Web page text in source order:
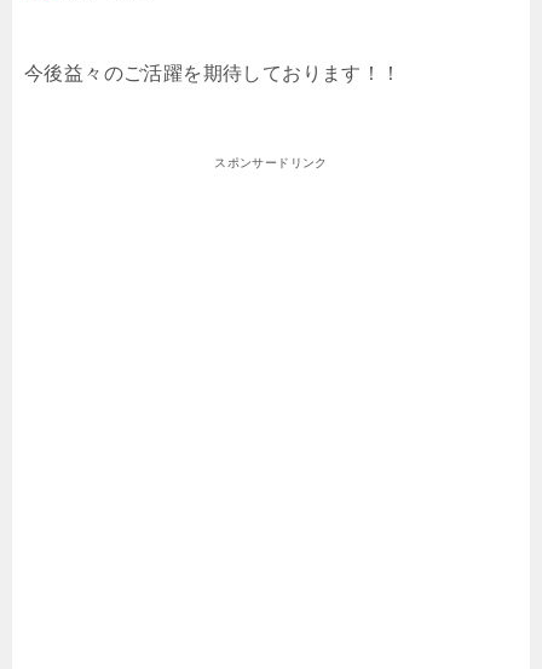
今後益々のご活躍を期待しております！！
スポンサードリンク